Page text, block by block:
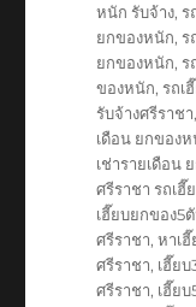
หนัก รับจ้าง,ร
ยกของหนัก,ร
ยกของหนัก,ร
ของหนัก,รถเ
รับจ้างศรีราชา
เดือน ยกของ
เช่ารายเดือน
ศรีราชา รถเฮี๊
เฮี๊ยบยกของ5
ศรีราชา,หาเ
ศรีราชา, เฮี๊ย
ศรีราชา, เฮี๊ย